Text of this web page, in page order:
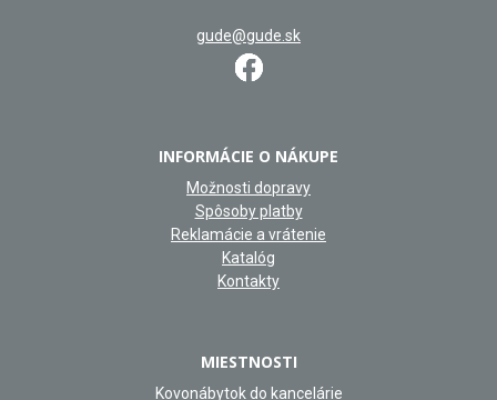
gude@gude.sk
INFORMÁCIE O NÁKUPE
Možnosti dopravy
Spôsoby platby
Reklamácie a vrátenie
Katalóg
Kontakty
MIESTNOSTI
Kovonábytok do kancelárie